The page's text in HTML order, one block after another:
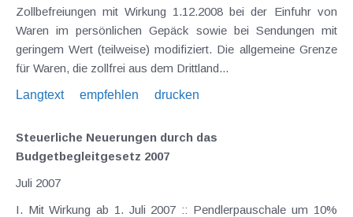
Zollbefreiungen mit Wirkung 1.12.2008 bei der Einfuhr von
Waren im persönlichen Gepäck sowie bei Sendungen mit
geringem Wert (teilweise) modifiziert. Die allgemeine Grenze
für Waren, die zollfrei aus dem Drittland...
Langtext
empfehlen drucken
Steuerliche Neuerungen durch das
Budgetbegleitgesetz 2007
Juli 2007
I. Mit Wirkung ab 1. Juli 2007 :: Pendlerpauschale um 10%